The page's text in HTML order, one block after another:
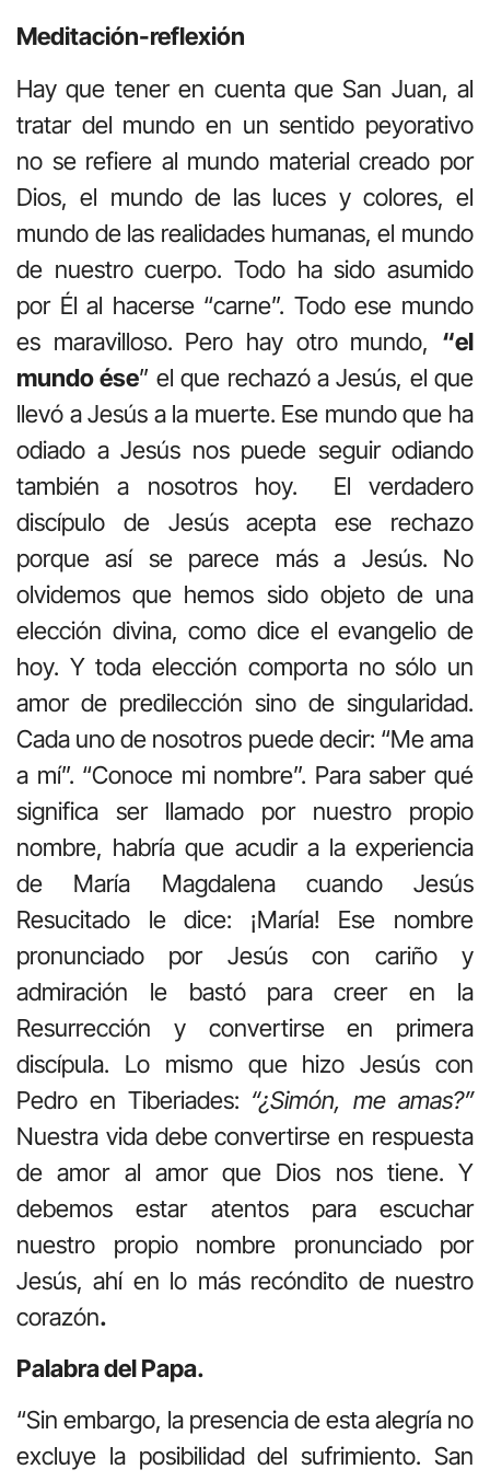
Meditación-reflexión
Hay que tener en cuenta que San Juan, al
tratar del mundo en un sentido peyorativo
no se refiere al mundo material creado por
Dios, el mundo de las luces y colores, el
mundo de las realidades humanas, el mundo
de nuestro cuerpo. Todo ha sido asumido
por Él al hacerse “carne”. Todo ese mundo
es maravilloso. Pero hay otro mundo, “el
mundo ése” el que rechazó a Jesús, el que
llevó a Jesús a la muerte. Ese mundo que ha
odiado a Jesús nos puede seguir odiando
también a nosotros hoy. El verdadero
discípulo de Jesús acepta ese rechazo
porque así se parece más a Jesús. No
olvidemos que hemos sido objeto de una
elección divina, como dice el evangelio de
hoy. Y toda elección comporta no sólo un
amor de predilección sino de singularidad.
Cada uno de nosotros puede decir: “Me ama
a mí”. “Conoce mi nombre”. Para saber qué
significa ser llamado por nuestro propio
nombre, habría que acudir a la experiencia
de María Magdalena cuando Jesús
Resucitado le dice: ¡María! Ese nombre
pronunciado por Jesús con cariño y
admiración le bastó para creer en la
Resurrección y convertirse en primera
discípula. Lo mismo que hizo Jesús con
Pedro en Tiberiades: “¿Simón, me amas?”
Nuestra vida debe convertirse en respuesta
de amor al amor que Dios nos tiene. Y
debemos estar atentos para escuchar
nuestro propio nombre pronunciado por
Jesús, ahí en lo más recóndito de nuestro
corazón.
Palabra del Papa.
“Sin embargo, la presencia de esta alegría no
excluye la posibilidad del sufrimiento. San